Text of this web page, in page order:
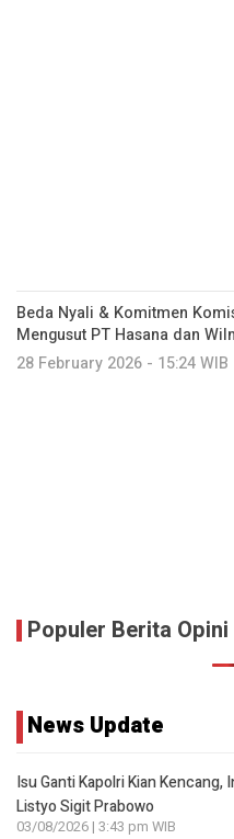
Beda Nyali & Komitmen
Mengusut PT Hasana dan
28 February 2026 - 15:24 WIB
Populer Berita Opini
News Update
Isu Ganti Kapolri Kian Kencang,
Listyo Sigit Prabowo
03/08/2026 | 3:43 pm WIB